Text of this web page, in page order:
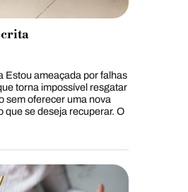
Estou ameaçada por falhas
torna impossível resgatar
sem oferecer uma nova
que se deseja recuperar. O